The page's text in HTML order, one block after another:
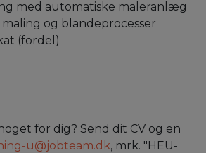
med automatiske maleranlæg
og blandeprocesser
(fordel)
for dig? Send dit CV og en
u@jobteam.dk, mrk. "HEU-